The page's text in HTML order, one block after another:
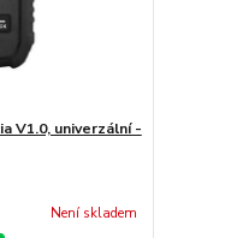
V1.0, univerzální -
Není skladem